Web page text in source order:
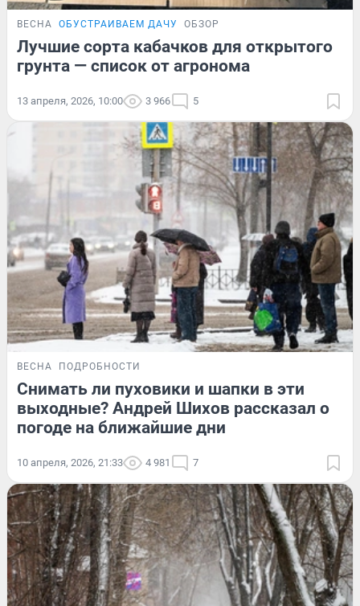
ВЕСНА ОБУСТРАИВАЕМ ДАЧУ ОБЗОР
Лучшие сорта кабачков для открытого
грунта — список от агронома
13 апреля, 2026, 10:00 3 966 5
ВЕСНА ПОДРОБНОСТИ
Снимать ли пуховики и шапки в эти
выходные? Андрей Шихов рассказал о
погоде на ближайшие дни
10 апреля, 2026, 21:33 4 981 7